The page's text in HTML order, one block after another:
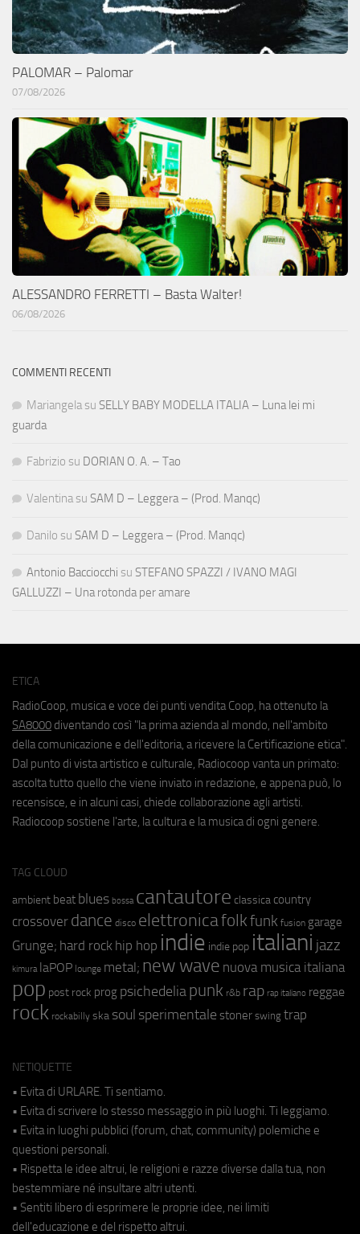
PALOMAR – Palomar
07/08/2026
ALESSANDRO FERRETTI – Basta Walter!
06/08/2026
COMMENTI RECENTI
Mariangela su SELLY BABY MODELLA ITALIA – Luna lei mi
guarda
Fabrizio su DORIAN O. A. – Tao
Valentina su SAM D – Leggera – (Prod. Manqc)
Danilo su SAM D – Leggera – (Prod. Manqc)
Antonio Bacciocchi su STEFANO SPAZZI / IVANO MAGI
GALLUZZI – Una rotonda per amare
ETICA
RadioCoop, musica e voce dei punti vendita Coop, ha ottenuto la
SA8000 diventando così "la prima azienda al mondo, nell'ambito
della comunicazione e dell'editoria, a ricevere la Certificazione etica".
Dal punto di vista artistico e culturale, Radiocoop vanta un primato:
ascolta tutto quello che viene inviato in redazione, e appena può, lo
recensisce, e in alcuni casi, chiede collaborazione agli artisti.
Radiocoop sostiene l'arte, la cultura e la musica di ogni genere.
TAG CLOUD
ambient beat blues bossa cantautore classica country
crossover dance disco elettronicafolkfunk fusion garage
Grunge; hard rock hip hop indie indie pop italiani jazz
kimura laPOP lounge metal; new wave nuova musica italiana
pop post rock prog psichedeliapunk r&b rap rap italiano reggae
rock rockabilly ska soul sperimentale stoner swing trap
NETIQUETTE
• Evita di URLARE. Ti sentiamo.
• Evita di scrivere lo stesso messaggio in più luoghi. Ti leggiamo.
• Evita in luoghi pubblici (forum, chat, community) polemiche e
questioni personali.
• Rispetta le idee altrui, le religioni e razze diverse dalla tua, non
bestemmiare né insultare altri utenti.
• Sentiti libero di esprimere le proprie idee, nei limiti
dell'educazione e del rispetto altrui.